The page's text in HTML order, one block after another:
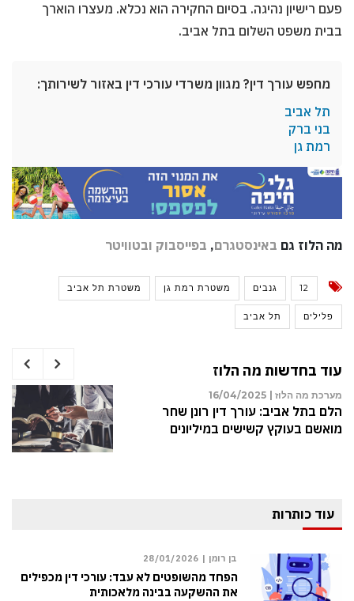
פעם רישיון נהיגה. בסיום החקירה הוא נכלא. מעצרו הוארך
בבית משפט השלום בתל אביב.
מחפש עורך דין? מגוון משרדי עורכי דין באזור לשירותך:
תל אביב
בני ברק
רמת גן
מה הלוז גם באינסטגרם, בפייסבוק ובטוויטר
12 גנבים משטרת רמת גן משטרת תל אביב
פלילים תל אביב
עוד בחדשות מה הלוז
מערכת מה הלוז | 16/04/2025
הלם בתל אביב: עורך דין רונן שחר
מואשם בעוקץ קשישים במיליונים
עוד כותרות
בן רומן | 28/01/2026
הפחד מהשופטים לא עבד: עורכי דין מכפילים
את ההשקעה בבינה מלאכותית